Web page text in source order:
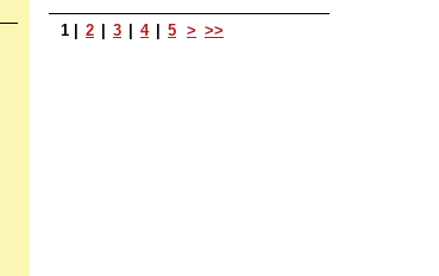
1 2 3 4 5 > >>